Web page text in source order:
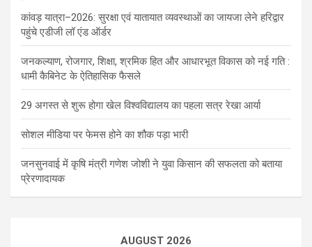
कांवड़ यात्रा–2026: सुरक्षा एवं यातायात व्यवस्थाओं का जायजा लेने हरिद्वार
पहुंचे एडीजी लॉ एंड ऑर्डर
जनकल्याण, रोजगार, शिक्षा, श्रमिक हित और आधारभूत विकास को नई गति :
धामी कैबिनेट के ऐतिहासिक फैसले
29 अगस्त से शुरू होगा खेल विश्वविद्यालय का पहला सत्र रेखा आर्या
सोशल मीडिया पर फेमस होने का शौक पड़ा भारी
जनसुनवाई में कृषि मंत्री गणेश जोशी ने युवा किसान की सफलता को बताया
प्रेरणादायक
AUGUST 2026